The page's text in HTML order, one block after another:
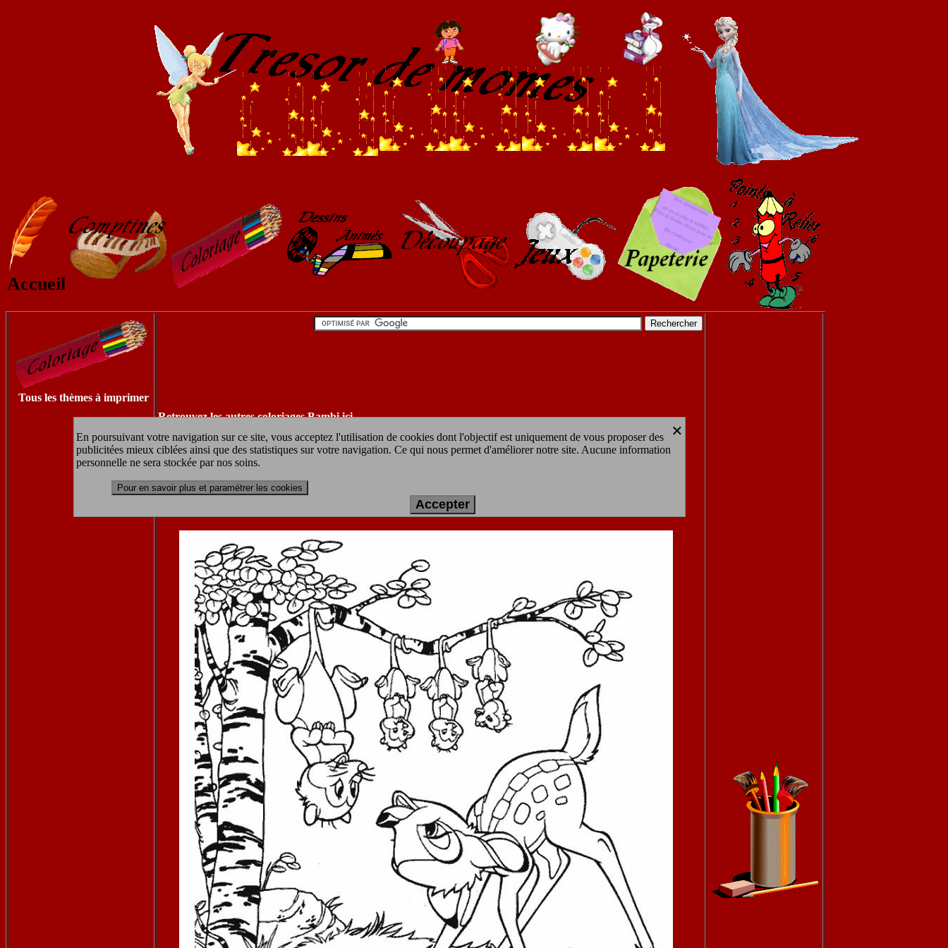
×
En poursuivant votre navigation sur ce site, vous acceptez l'utilisation de cookies dont l'objectif est uniquement de vous proposer des
publicitées mieux ciblées ainsi que des statistiques sur votre navigation. Ce qui nous permet d'améliorer notre site. Aucune information
personnelle ne sera stockée par nos soins.
Pour en savoir plus et paramétrer les cookies
Accepter
Accueil
Tous les thèmes à imprimer
Retrouvez les autres coloriages Bambi ici
coloriage à imprimer gratuit :